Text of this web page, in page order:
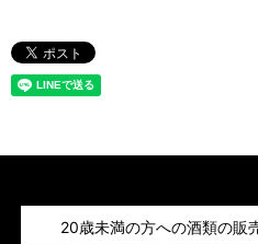
20歳未満の方への酒類の販